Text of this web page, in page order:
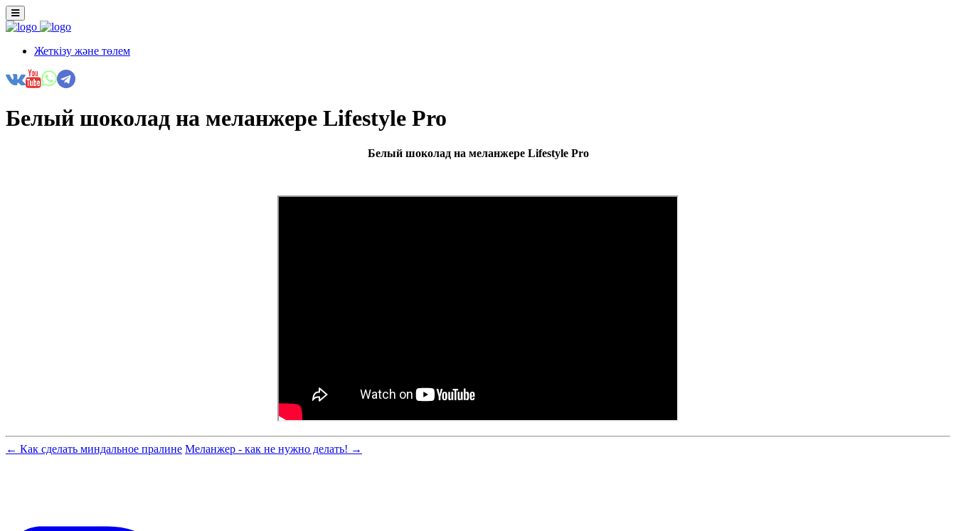
Жеткізу және төлем
Белый шоколад на меланжере Lifestyle Pro
Белый шоколад на меланжере Lifestyle Pro
← Как сделать миндальное пралине Меланжер - как не нужно делать! →